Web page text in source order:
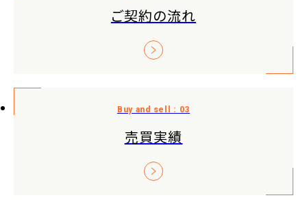
ご契約の流れ
売買実績